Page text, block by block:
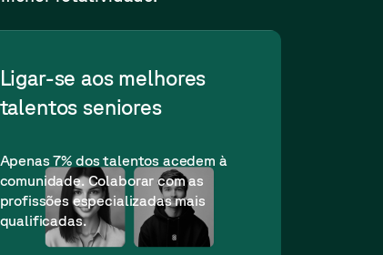
Ligar-se aos melhores
talentos seniores
Apenas 7% dos talentos acedem à
comunidade. Colaborar com as
profissões especializadas mais
qualificadas.